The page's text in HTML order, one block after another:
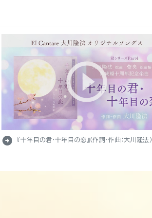
arrow_circle_right 『十年目の君・十年目の恋』（作詞・作曲：大川隆法）